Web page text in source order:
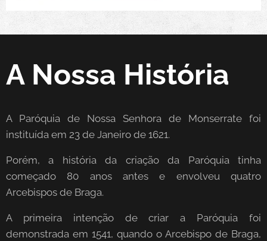
A Nossa História
A Paróquia de Nossa Senhora de Monserrate foi
instituída em 23 de Janeiro de 1621.
Porém, a história da criação da Paróquia tinha
começado 80 anos antes e envolveu quatro
Arcebispos de Braga.
A primeira intenção de criar a Paróquia foi
demonstrada em 1541, quando o Arcebispo de Braga,